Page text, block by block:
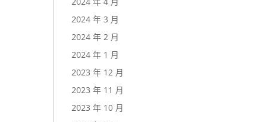
2024 年 3 月
2024 年 2 月
2024 年 1 月
2023 年 12 月
2023 年 11 月
2023 年 10 月